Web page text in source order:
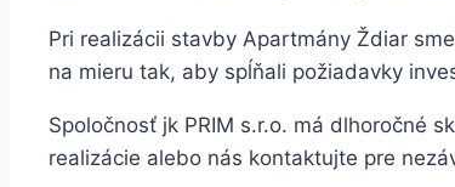
Pri realizácii stavby Apartmány Ždiar
na mieru tak, aby spĺňali požiadavky
Spoločnosť jk PRIM s.r.o. má dlhoročné
realizácie alebo nás kontaktujte pre